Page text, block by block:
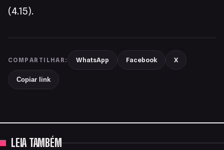
(4.15).
COMPARTILHAR: WhatsApp Facebook X
Copiar link
LEIA TAMBÉM